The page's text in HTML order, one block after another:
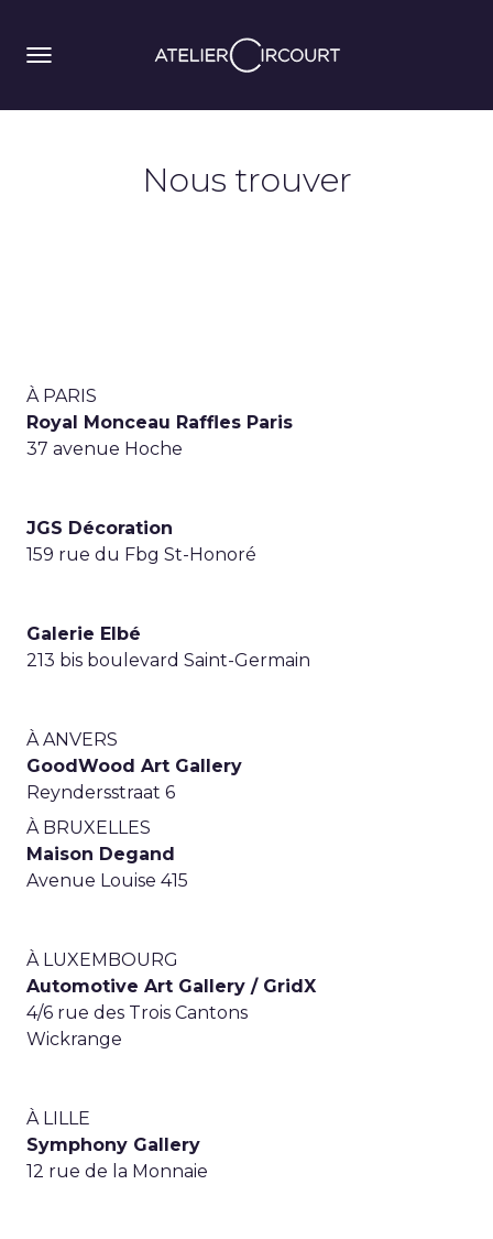
Nous trouver
À PARIS
Royal Monceau Raffles Paris
37 avenue Hoche
JGS Décoration
159 rue du Fbg St-Honoré
Galerie Elbé
213 bis boulevard Saint-Germain
À ANVERS
GoodWood Art Gallery
Reyndersstraat 6
À BRUXELLES
Maison Degand
Avenue Louise 415
À LUXEMBOURG
Automotive Art Gallery / GridX
4/6 rue des Trois Cantons
Wickrange
À LILLE
Symphony Gallery
12 rue de la Monnaie